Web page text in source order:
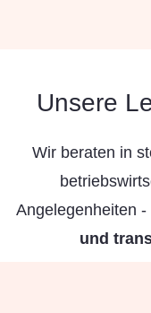
Unsere
Wir beraten in
Angelegenheiten -
und